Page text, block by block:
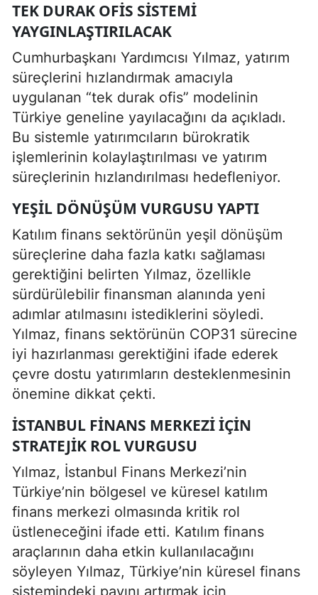
TEK DURAK OFIS SISTEMI
YAYGINLAŞTIRILACAK
Cumhurbaşkanı Yardımcısı Yılmaz, yatırım
süreçlerini hızlandırmak amacıyla
uygulanan “tek durak ofis” modelinin
Türkiye geneline yayılacağını da açıkladı.
Bu sistemle yatırımcıların bürokratik
işlemlerinin kolaylaştırılması ve yatırım
süreçlerinin hızlandırılması hedefleniyor.
YEŞIL DÖNÜŞÜM VURGUSU YAPTI
Katılım finans sektörünün yeşil dönüşüm
süreçlerine daha fazla katkı sağlaması
gerektiğini belirten Yılmaz, özellikle
sürdürülebilir finansman alanında yeni
adımlar atılmasını istediklerini söyledi.
Yılmaz, finans sektörünün COP31 sürecine
iyi hazırlanması gerektiğini ifade ederek
çevre dostu yatırımların desteklenmesinin
önemine dikkat çekti.
İSTANBUL FINANS MERKEZI IÇIN
STRATEJIK ROL VURGUSU
Yılmaz, İstanbul Finans Merkezi’nin
Türkiye’nin bölgesel ve küresel katılım
finans merkezi olmasında kritik rol
üstleneceğini ifade etti. Katılım finans
araçlarının daha etkin kullanılacağını
söyleyen Yılmaz, Türkiye’nin küresel finans